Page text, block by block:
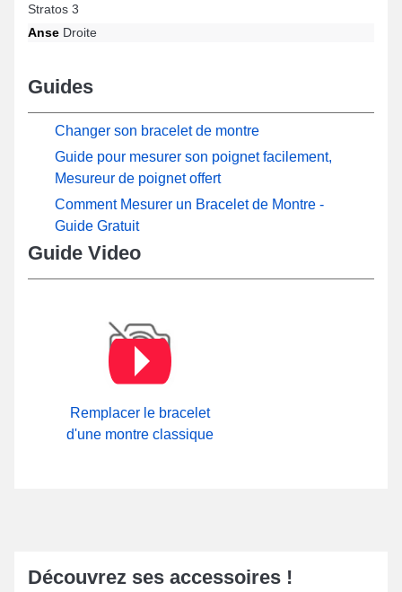
Stratos 3
Anse Droite
Guides
Changer son bracelet de montre
Guide pour mesurer son poignet facilement,
Mesureur de poignet offert
Comment Mesurer un Bracelet de Montre -
Guide Gratuit
Guide Video
Remplacer le bracelet
d'une montre classique
Découvrez ses accessoires !